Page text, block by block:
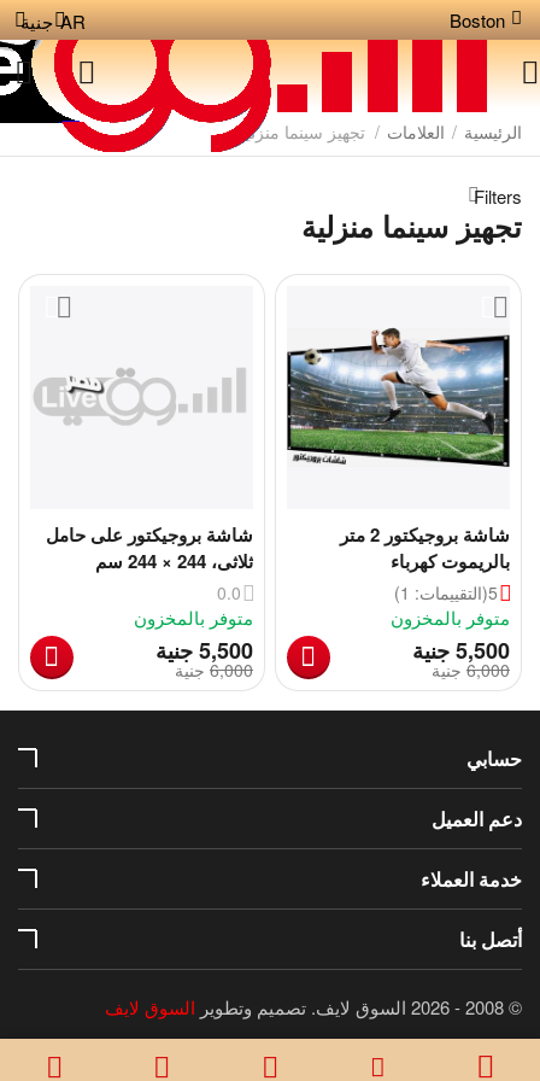
Boston جنية AR
الرئيسية / العلامات / تجهيز سينما منزلية
Filters
تجهيز سينما منزلية
شاشة بروجيكتور 2 متر
بالريموت كهرباء
5(التقييمات: 1)
متوفر بالمخزون
جنية5,500
جنية 6,000
شاشة بروجيكتور على حامل
ثلاثى، 244 × 244 سم
0.0
متوفر بالمخزون
جنية‎5,500
جنية ‎6,000
حسابي
دعم العميل
خدمة العملاء
أتصل بنا
© 2008 - 2026 السوق لايف. تصميم وتطوير السوق لايف